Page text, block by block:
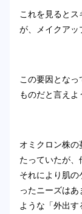
これを見るとス
が、メイクアッ
この要因とな
ものだと言えよ
オミクロン株
たっていたが、
それにより肌
ったニーズは
ような「外出